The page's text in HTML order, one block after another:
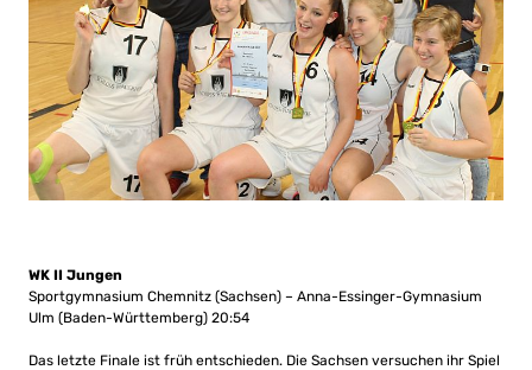
WK II Jungen
Sportgymnasium Chemnitz (Sachsen) – Anna-Essinger-Gymnasium
Ulm (Baden-Württemberg) 20:54
Das letzte Finale ist früh entschieden. Die Sachsen versuchen ihr Spiel